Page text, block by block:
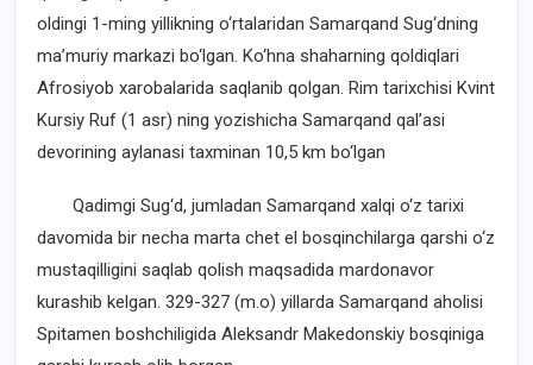
oldingi 1-ming yillikning o‘rtalaridan Samarqand Sug‘dning
ma’muriy markazi bo‘lgan. Ko‘hna shaharning qoldiqlari
Afrosiyob xarobalarida saqlanib qolgan. Rim tarixchisi Kvint
Kursiy Ruf (1 asr) ning yozishicha Samarqand qal’asi
devorining aylanasi taxminan 10,5 km bo‘lgan
Qadimgi Sug‘d, jumladan Samarqand xalqi o‘z tarixi
davomida bir necha marta chet el bosqinchilarga qarshi o‘z
mustaqilligini saqlab qolish maqsadida mardonavor
kurashib kelgan. 329-327 (m.o) yillarda Samarqand aholisi
Spitamen boshchiligida Aleksandr Makedonskiy bosqiniga